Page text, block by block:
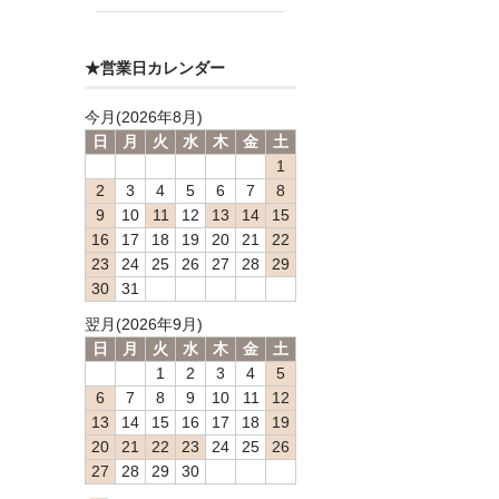
★営業日カレンダー
今月(2026年8月)
日
月 火 水 木 金
土
1
2
3 4 5 6 7
8
9
10 11 12 13 14
15
16
17 18 19 20 21
22
23
24 25 26 27 28
29
30
31
翌月(2026年9月)
日
月 火 水 木 金
土
1
2 3 4
5
6
7 8 9 10 11
12
13
14 15 16 17 18
19
20
21 22 23 24 25
26
27
28 29
30